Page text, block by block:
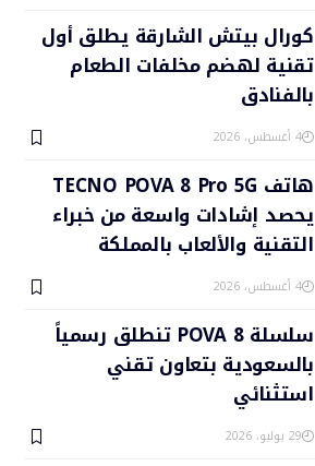
كورال بيتش الشارقة يطلق أول
تقنية لهضم مخلفات الطعام
بالفنادق
4 أغسطس، 2026
هاتف TECNO POVA 8 Pro 5G
يحصد إشادات واسعة من خبراء
التقنية والألعاب بالمملكة
4 أغسطس، 2026
سلسلة POVA 8 تنطلق رسمياً
بالسعودية بتعاون تقني
استثنائي
29 يوليو، 2026